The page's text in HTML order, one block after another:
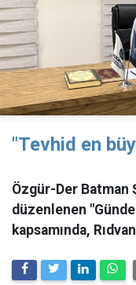
"Tevhid en
Özgür-Der Batman
düzenlenen
kapsamında,